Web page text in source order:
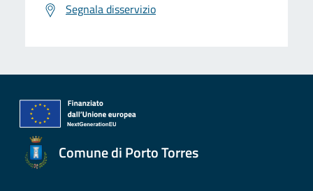
Segnala disservizio
Comune di Porto Torres